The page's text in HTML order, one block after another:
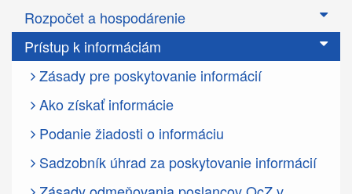
Rozpočet a hospodárenie
Prístup k informáciám
Zásady pre poskytovanie informácií
Ako získať informácie
Podanie žiadosti o informáciu
Sadzobník úhrad za poskytovanie informácií